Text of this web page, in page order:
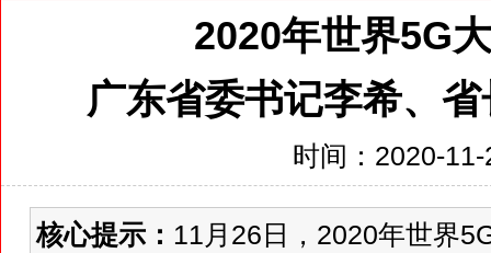
2020年世界5G
广东省委书记李希、
时间：2020-
核心提示： 11月26日，2020年世界